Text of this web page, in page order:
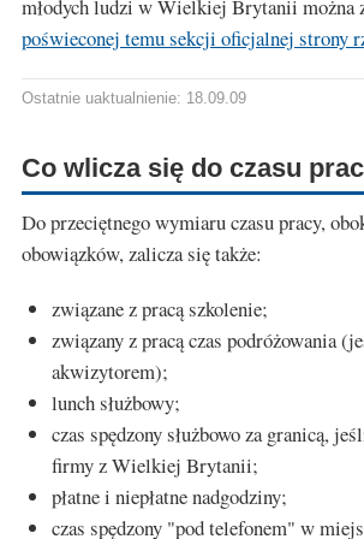
młodych ludzi w Wielkiej Brytanii można
poświeconej temu sekcji oficjalnej strony
Ostatnie uaktualnienie: 18.09.09
Co wlicza się do czasu
Do przeciętnego wymiaru czasu pracy,
obowiązków, zalicza się także:
związane z pracą szkolenie;
związany z pracą czas podróżowania
akwizytorem);
lunch służbowy;
czas spędzony służbowo za granicą,
firmy z Wielkiej Brytanii;
płatne i niepłatne nadgodziny;
czas spędzony "pod telefonem" w